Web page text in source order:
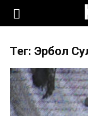
KLOOP.KG
Новости
Тег: Эрбол